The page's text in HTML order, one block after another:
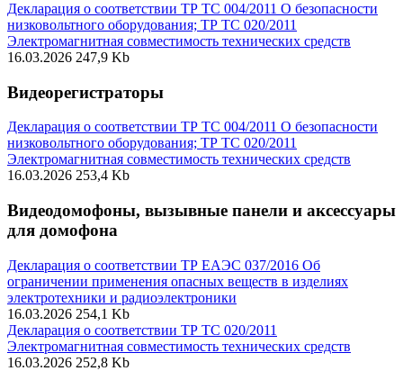
Декларация о соответствии ТР ТС 004/2011 О безопасности
низковольтного оборудования; ТР ТС 020/2011
Электромагнитная совместимость технических средств
16.03.2026 247,9 Kb
Видеорегистраторы
Декларация о соответствии ТР ТС 004/2011 О безопасности
низковольтного оборудования; ТР ТС 020/2011
Электромагнитная совместимость технических средств
16.03.2026 253,4 Kb
Видеодомофоны, вызывные панели и аксессуары
для домофона
Декларация о соответствии ТР ЕАЭС 037/2016 Об
ограничении применения опасных веществ в изделиях
электротехники и радиоэлектроники
16.03.2026 254,1 Kb
Декларация о соответствии ТР ТС 020/2011
Электромагнитная совместимость технических средств
16.03.2026 252,8 Kb